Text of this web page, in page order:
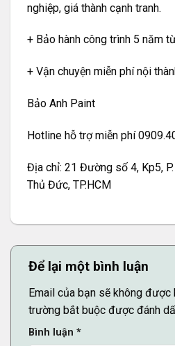
nghiệp, giá thành cạnh tranh.
+ Bảo hành công trình 5 năm
+ Vận chuyện miễn phí nội
Bảo Anh Paint
Hotline hỗ trợ miễn phí
Địa chỉ: 21 Đường số 4, Kp5, P.
Thủ Đức, TP.HCM
Để lại một bình luận
Email của bạn sẽ không được
trường bắt buộc được đánh
Bình luận *